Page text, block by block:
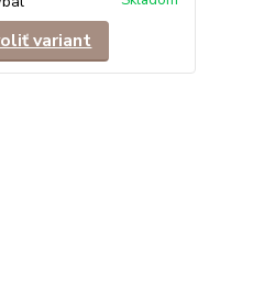
variant